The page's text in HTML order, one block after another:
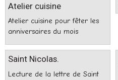
Atelier cuisine
Atelier cuisine pour fêter les
anniversaires du mois
Saint Nicolas.
Lecture de la lettre de Saint